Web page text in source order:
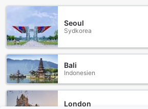
Seoul
Sydkorea
Bali
Indonesien
London